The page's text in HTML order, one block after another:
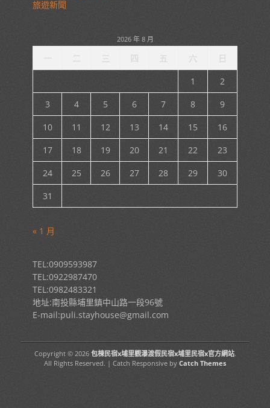
旅遊新聞
2026 年 8 月
1
2
3
4 5 6 7 8
9
10
11 12 13 14 15
16
17
18 19 20 21 22
23
24
25 26 27 28 29
30
31
« 1 月
TEL:0909593987
TEL:0922987470
TEL:0982483321
地址:南投縣埔里鎮中山路一段96號
E-mail:puli.stayhouse@gmail.com
Copyright © 2026 包棟民宿x埔里觀瀑渡假民宿x埔里民宿x官方網站.
All Rights Reserved. | Catch Responsive by Catch Themes